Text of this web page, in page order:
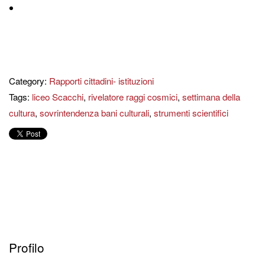
Category: Rapporti cittadini- istituzioni
Tags: liceo Scacchi, rivelatore raggi cosmici, settimana della
cultura, sovrintendenza bani culturali, strumenti scientifici
Profilo